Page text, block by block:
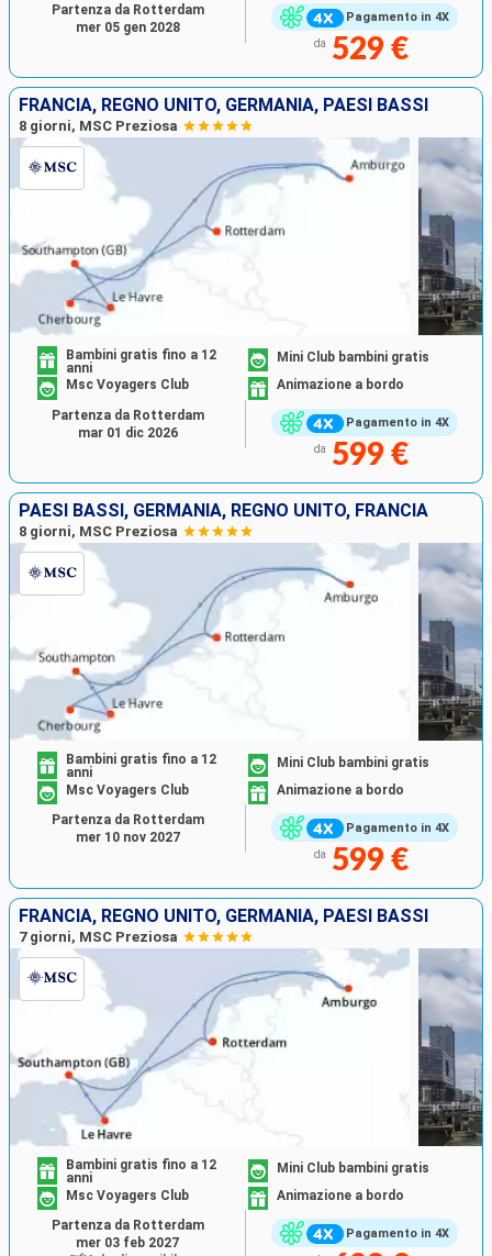
Pagamento in 4X
da 529 €
Partenza da Rotterdam
mer 05 gen 2028
FRANCIA, REGNO UNITO, GERMANIA, PAESI BASSI
8 giorni, MSC Preziosa
Pagamento in 4X
Bambini gratis fino a 12
anni
Mini Club bambini gratis
Msc Voyagers Club
Animazione a bordo
da 599 €
Partenza da Rotterdam
mar 01 dic 2026
PAESI BASSI, GERMANIA, REGNO UNITO, FRANCIA
8 giorni, MSC Preziosa
Pagamento in 4X
Bambini gratis fino a 12
anni
Mini Club bambini gratis
Msc Voyagers Club
Animazione a bordo
da 599 €
Partenza da Rotterdam
mer 10 nov 2027
FRANCIA, REGNO UNITO, GERMANIA, PAESI BASSI
7 giorni, MSC Preziosa
Pagamento in 4X
Bambini gratis fino a 12
anni
Mini Club bambini gratis
Msc Voyagers Club
Animazione a bordo
Partenza da Rotterdam
mer 03 feb 2027